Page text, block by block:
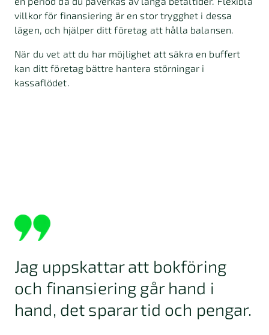
villkor för finansiering är en stor trygghet i dessa
lägen, och hjälper ditt företag att hålla balansen.
När du vet att du har möjlighet att säkra en buffert
kan ditt företag bättre hantera störningar i
kassaflödet.
Jag uppskattar att bokföring
och finansiering går hand i
hand, det sparar tid och pengar.